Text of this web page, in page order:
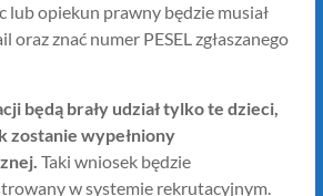
lub opiekun prawny będzie musiał
oraz znać numer PESEL zgłaszanego
będą brały udział tylko te dzieci,
zostanie wypełniony
Taki wniosek będzie
w systemie rekrutacyjnym.